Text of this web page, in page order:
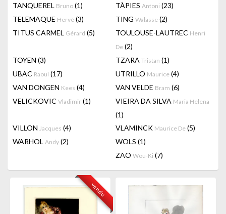
TANQUEREL Bruno (1) TÀPIES Antoni (23)
TELEMAQUE Hervé (3) TING Walasse (2)
TITUS CARMEL Gérard (5) TOULOUSE-LAUTREC Henri
De (2)
TOYEN (3) TZARA Tristan (1)
UBAC Raoul (17) UTRILLO Maurice (4)
VAN DONGEN Kees (4) VAN VELDE Bram (6)
VELICKOVIC Vladimir (1) VIEIRA DA SILVA Maria Helena
(1)
VILLON Jacques (4) VLAMINCK Maurice De (5)
WARHOL Andy (2) WOLS (1)
ZAO Wou-Ki (7)
vendu